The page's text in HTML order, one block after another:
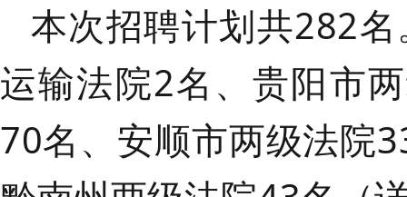
本次招聘计划共282
运输法院2名、贵阳市
70名、安顺市两级法院